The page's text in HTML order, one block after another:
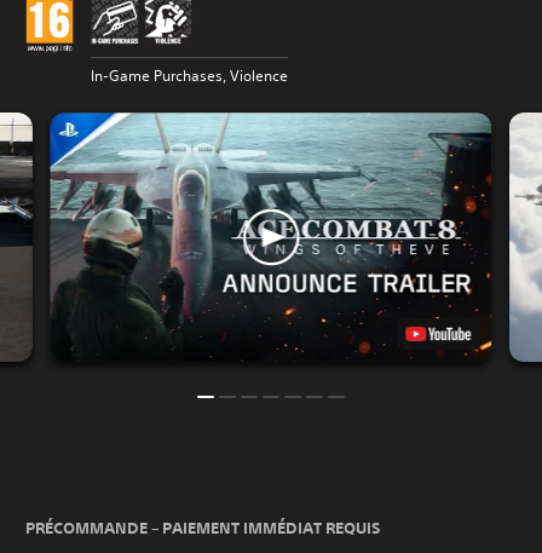
In-Game Purchases, Violence
PRÉCOMMANDE – PAIEMENT IMMÉDIAT REQUIS